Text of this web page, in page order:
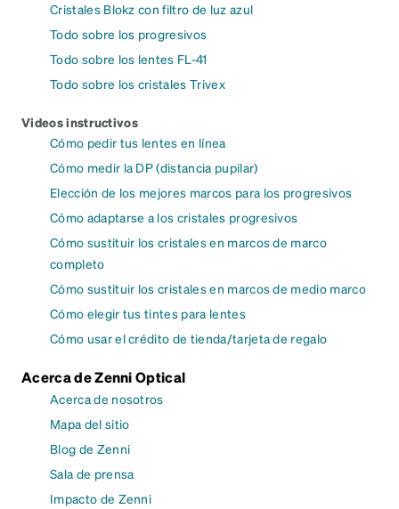
Cristales Blokz con filtro de luz azul
Todo sobre los progresivos
Todo sobre los lentes FL-41
Todo sobre los cristales Trivex
Videos instructivos
Cómo pedir tus lentes en línea
Cómo medir la DP (distancia pupilar)
Elección de los mejores marcos para los progresivos
Cómo adaptarse a los cristales progresivos
Cómo sustituir los cristales en marcos de marco
completo
Cómo sustituir los cristales en marcos de medio marco
Cómo elegir tus tintes para lentes
Cómo usar el crédito de tienda/tarjeta de regalo
Acerca de Zenni Optical
Acerca de nosotros
Mapa del sitio
Blog de Zenni
Sala de prensa
Impacto de Zenni